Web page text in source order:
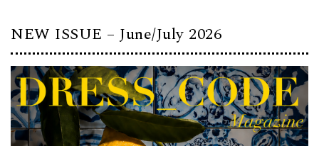
NEW ISSUE – June/July 2026